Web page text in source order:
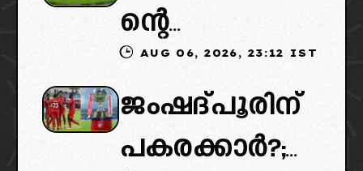
ന്റെ
കൈമാറ്റത്തി
ൽ ട്വിസ്റ്റ്:
പുതിയ
AUG 06, 2026, 23:12 IST
ജംഷദ്പൂരിന്
പകരക്കാർ?;